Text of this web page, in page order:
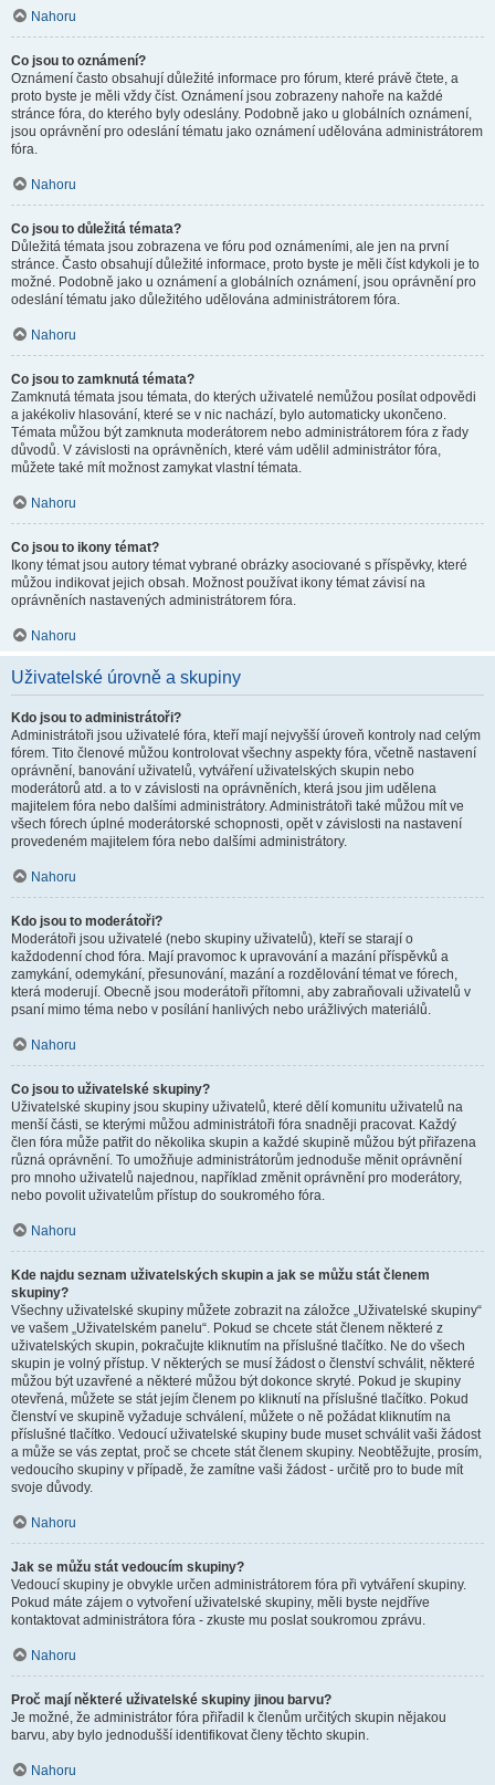
Nahoru
Co jsou to oznámení?
Oznámení často obsahují důležité informace pro fórum, které právě čtete, a
proto byste je měli vždy číst. Oznámení jsou zobrazeny nahoře na každé
stránce fóra, do kterého byly odeslány. Podobně jako u globálních oznámení,
jsou oprávnění pro odeslání tématu jako oznámení udělována administrátorem
fóra.
Nahoru
Co jsou to důležitá témata?
Důležitá témata jsou zobrazena ve fóru pod oznámeními, ale jen na první
stránce. Často obsahují důležité informace, proto byste je měli číst kdykoli je to
možné. Podobně jako u oznámení a globálních oznámení, jsou oprávnění pro
odeslání tématu jako důležitého udělována administrátorem fóra.
Nahoru
Co jsou to zamknutá témata?
Zamknutá témata jsou témata, do kterých uživatelé nemůžou posílat odpovědi
a jakékoliv hlasování, které se v nic nachází, bylo automaticky ukončeno.
Témata můžou být zamknuta moderátorem nebo administrátorem fóra z řady
důvodů. V závislosti na oprávněních, které vám udělil administrátor fóra,
můžete také mít možnost zamykat vlastní témata.
Nahoru
Co jsou to ikony témat?
Ikony témat jsou autory témat vybrané obrázky asociované s příspěvky, které
můžou indikovat jejich obsah. Možnost používat ikony témat závisí na
oprávněních nastavených administrátorem fóra.
Nahoru
Uživatelské úrovně a skupiny
Kdo jsou to administrátoři?
Administrátoři jsou uživatelé fóra, kteří mají nejvyšší úroveň kontroly nad celým
fórem. Tito členové můžou kontrolovat všechny aspekty fóra, včetně nastavení
oprávnění, banování uživatelů, vytváření uživatelských skupin nebo
moderátorů atd. a to v závislosti na oprávněních, která jsou jim udělena
majitelem fóra nebo dalšími administrátory. Administrátoři také můžou mít ve
všech fórech úplné moderátorské schopnosti, opět v závislosti na nastavení
provedeném majitelem fóra nebo dalšími administrátory.
Nahoru
Kdo jsou to moderátoři?
Moderátoři jsou uživatelé (nebo skupiny uživatelů), kteří se starají o
každodenní chod fóra. Mají pravomoc k upravování a mazání příspěvků a
zamykání, odemykání, přesunování, mazání a rozdělování témat ve fórech,
která moderují. Obecně jsou moderátoři přítomni, aby zabraňovali uživatelů v
psaní mimo téma nebo v posílání hanlivých nebo urážlivých materiálů.
Nahoru
Co jsou to uživatelské skupiny?
Uživatelské skupiny jsou skupiny uživatelů, které dělí komunitu uživatelů na
menší části, se kterými můžou administrátoři fóra snadněji pracovat. Každý
člen fóra může patřit do několika skupin a každé skupině můžou být přiřazena
různá oprávnění. To umožňuje administrátorům jednoduše měnit oprávnění
pro mnoho uživatelů najednou, například změnit oprávnění pro moderátory,
nebo povolit uživatelům přístup do soukromého fóra.
Nahoru
Kde najdu seznam uživatelských skupin a jak se můžu stát členem
skupiny?
Všechny uživatelské skupiny můžete zobrazit na záložce „Uživatelské skupiny“
ve vašem „Uživatelském panelu“. Pokud se chcete stát členem některé z
uživatelských skupin, pokračujte kliknutím na příslušné tlačítko. Ne do všech
skupin je volný přístup. V některých se musí žádost o členství schválit, některé
můžou být uzavřené a některé můžou být dokonce skryté. Pokud je skupiny
otevřená, můžete se stát jejím členem po kliknutí na příslušné tlačítko. Pokud
členství ve skupině vyžaduje schválení, můžete o ně požádat kliknutím na
příslušné tlačítko. Vedoucí uživatelské skupiny bude muset schválit vaši žádost
a může se vás zeptat, proč se chcete stát členem skupiny. Neobtěžujte, prosím,
vedoucího skupiny v případě, že zamítne vaši žádost - určitě pro to bude mít
svoje důvody.
Nahoru
Jak se můžu stát vedoucím skupiny?
Vedoucí skupiny je obvykle určen administrátorem fóra při vytváření skupiny.
Pokud máte zájem o vytvoření uživatelské skupiny, měli byste nejdříve
kontaktovat administrátora fóra - zkuste mu poslat soukromou zprávu.
Nahoru
Proč mají některé uživatelské skupiny jinou barvu?
Je možné, že administrátor fóra přiřadil k členům určitých skupin nějakou
barvu, aby bylo jednodušší identifikovat členy těchto skupin.
Nahoru